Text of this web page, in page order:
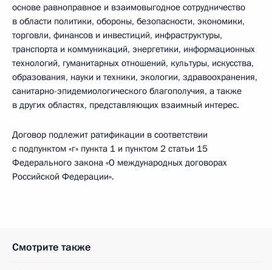
основе равноправное и взаимовыгодное сотрудничество
в области политики, обороны, безопасности, экономики,
торговли, финансов и инвестиций, инфраструктуры,
транспорта и коммуникаций, энергетики, информационных
технологий, гуманитарных отношений, культуры, искусства,
образования, науки и техники, экологии, здравоохранения,
санитарно-эпидемиологического благополучия, а также
в других областях, представляющих взаимный интерес.
Договор подлежит ратификации в соответствии
с подпунктом «г» пункта 1 и пунктом 2 статьи 15
Федерального закона «О международных договорах
Российской Федерации».
Смотрите также